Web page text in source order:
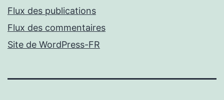
Flux des publications
Flux des commentaires
Site de WordPress-FR